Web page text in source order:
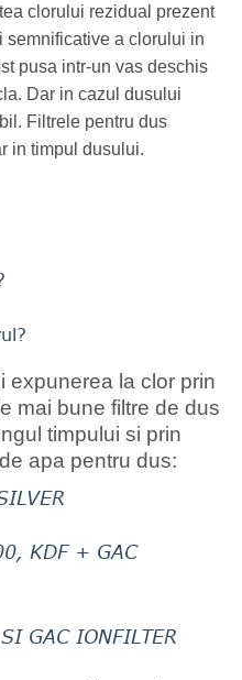
clorului rezidual prezent
semnificative a clorului in
pusa intr-un vas deschis
Dar in cazul dusului
Filtrele pentru dus
in timpul dusului.
expunerea la clor prin
mai bune filtre de dus
timpului si prin
apa pentru dus:
KDF + GAC
GAC IONFILTER